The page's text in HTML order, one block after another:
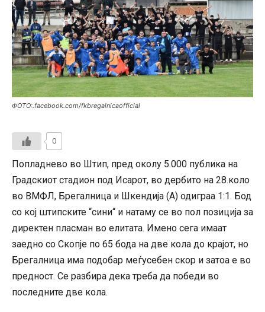
ФОТО:.facebook.com/fkbregalnicaofficial
0
Попладнево во Штип, пред околу 5.000 публика на
Градскиот стадион под Исарот, во дербито на 28.коло
во ВМФЛ, Брегалница и Шкендија (А) одиграа 1:1. Бод
со кој штипските “сини“ и натаму се во пол позиција за
директен пласман во елитата. Имено сега имаат
заедно со Скопје по 65 бода на две кола до крајот, но
Брегалница има подобар меѓусебен скор и затоа е во
предност. Се разбира дека треба да победи во
последните две кола.